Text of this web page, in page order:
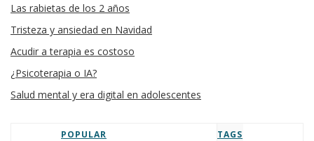
Las rabietas de los 2 años
Tristeza y ansiedad en Navidad
Acudir a terapia es costoso
¿Psicoterapia o IA?
Salud mental y era digital en adolescentes
POPULAR TAGS